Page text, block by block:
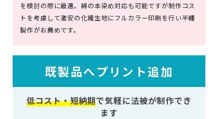
を検討の際に最適。綿の本染め対応も可能ですが制作コス
トを考慮して激安の化繊生地にフルカラー印刷を行い半纏
製作がお薦めです。
既製品へプリント追加
低コスト・短納期で気軽に法被が制作でき
ます